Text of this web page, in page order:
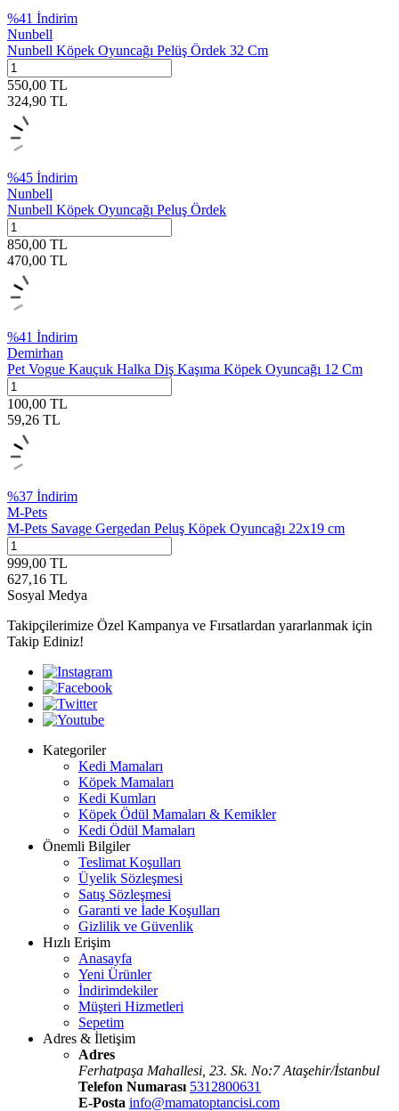
%41 İndirim
Nunbell
Nunbell Köpek Oyuncağı Pelüş Ördek 32 Cm
550,00 TL
324,90 TL
%45 İndirim
Nunbell
Nunbell Köpek Oyuncağı Peluş Ördek
850,00 TL
470,00 TL
%41 İndirim
Demirhan
Pet Vogue Kauçuk Halka Diş Kaşıma Köpek Oyuncağı 12 Cm
100,00 TL
59,26 TL
%37 İndirim
M-Pets
M-Pets Savage Gergedan Peluş Köpek Oyuncağı 22x19 cm
999,00 TL
627,16 TL
Sosyal Medya
Takipçilerimize Özel Kampanya ve Fırsatlardan yararlanmak için
Takip Ediniz!
Kategoriler
Kedi Mamaları
Köpek Mamaları
Kedi Kumları
Köpek Ödül Mamaları & Kemikler
Kedi Ödül Mamaları
Önemli Bilgiler
Teslimat Koşulları
Üyelik Sözleşmesi
Satış Sözleşmesi
Garanti ve İade Koşulları
Gizlilik ve Güvenlik
Hızlı Erişim
Anasayfa
Yeni Ürünler
İndirimdekiler
Müşteri Hizmetleri
Sepetim
Adres & İletişim
Adres
Ferhatpaşa Mahallesi, 23. Sk. No:7 Ataşehir/İstanbul
Telefon Numarası 5312800631
E-Posta info@mamatoptancisi.com